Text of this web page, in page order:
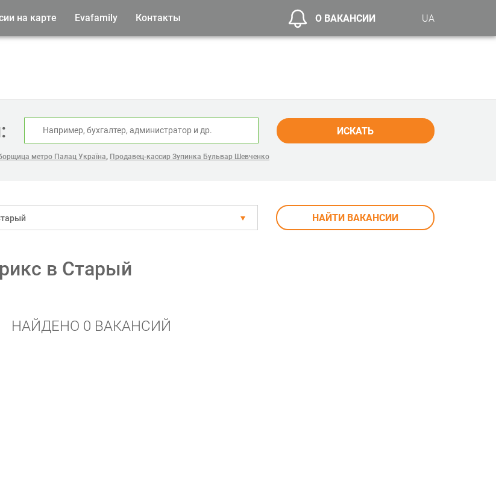
на карте Evafamily Контакты О ВАКАНСИИ UA
ИСКАТЬ
метро Палац Україна, Продавец-кассир Зупинка Бульвар Шевченко
НАЙТИ ВАКАНСИИ
в Старый
НАЙДЕНО 0 ВАКАНСИЙ